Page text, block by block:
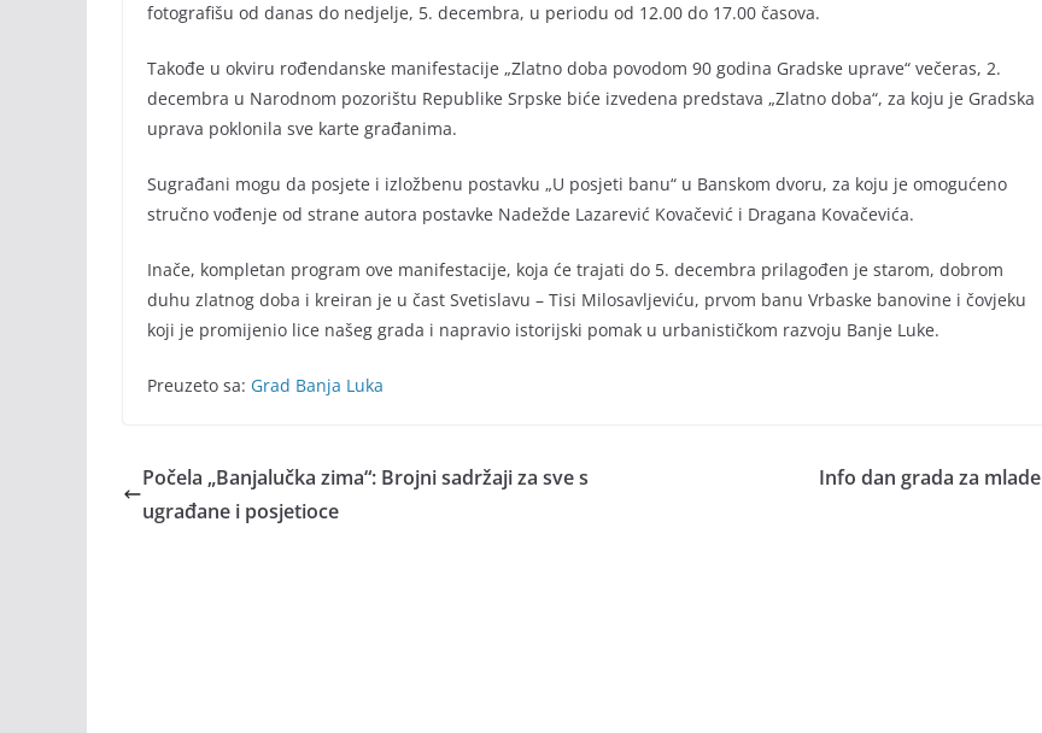
fotografišu od danas do nedjelje, 5. decembra, u periodu od 12.00 do 17.00 časova.
Takođe u okviru rođendanske manifestacije „Zlatno doba povodom 90 godina Gradske uprave“ večeras, 2.
decembra u Narodnom pozorištu Republike Srpske biće izvedena predstava „Zlatno doba“, za koju je Gradska
uprava poklonila sve karte građanima.
Sugrađani mogu da posjete i izložbenu postavku „U posjeti banu“ u Banskom dvoru, za koju je omogućeno
stručno vođenje od strane autora postavke Nadežde Lazarević Kovačević i Dragana Kovačevića.
Inače, kompletan program ove manifestacije, koja će trajati do 5. decembra prilagođen je starom, dobrom
duhu zlatnog doba i kreiran je u čast Svetislavu – Tisi Milosavljeviću, prvom banu Vrbaske banovine i čovjeku
koji je promijenio lice našeg grada i napravio istorijski pomak u urbanističkom razvoju Banje Luke.
Preuzeto sa: Grad Banja Luka
Počela „Banjalučka zima“: Brojni sadržaji za sve s
ugrađane i posjetioce
Info dan grada za mlade